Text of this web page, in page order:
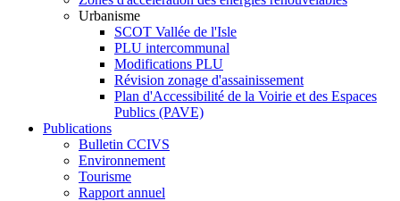
Urbanisme
SCOT Vallée de l'Isle
PLU intercommunal
Modifications PLU
Révision zonage d'assainissement
Plan d'Accessibilité de la Voirie et des Espaces
Publics (PAVE)
Publications
Bulletin CCIVS
Environnement
Tourisme
Rapport annuel